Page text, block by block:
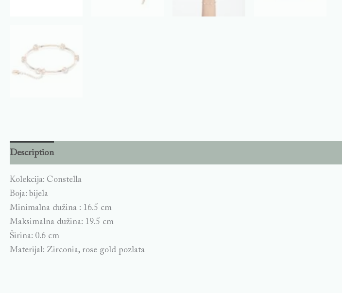
Description
Kolekcija: Constella
Boja: bijela
Minimalna dužina : 16.5 cm
Maksimalna dužina: 19.5 cm
Širina: 0.6 cm
Materijal: Zirconia, rose gold pozlata